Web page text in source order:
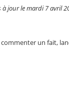
à jour le mardi 7 avril
un fait,